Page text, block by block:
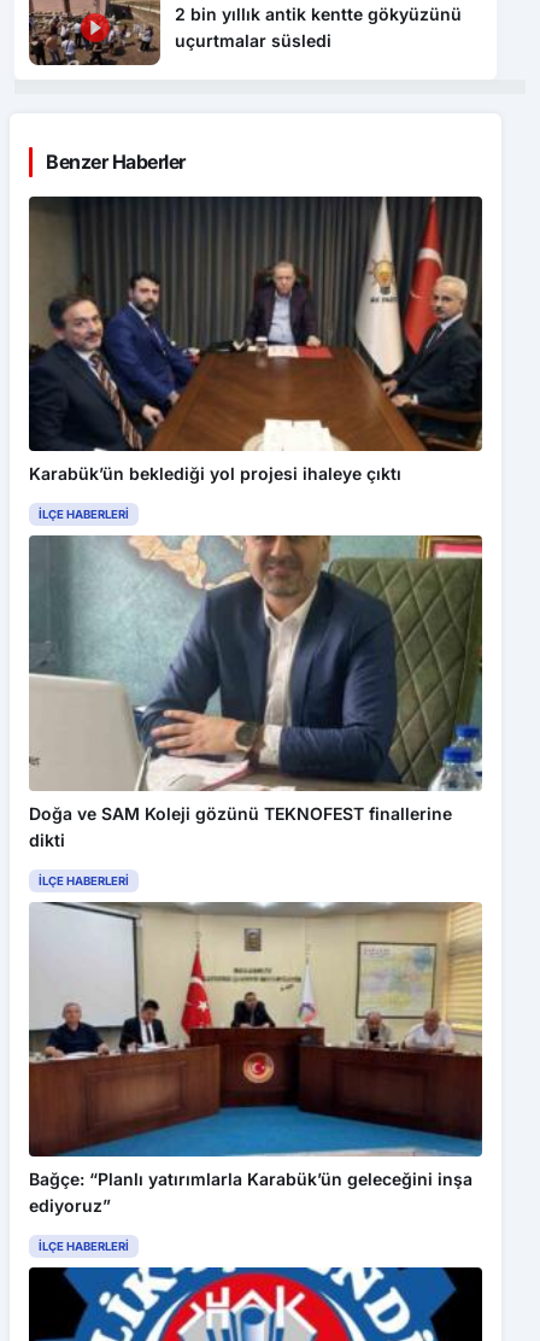
Yolda gördüğü yavru ayıyı biberonla besledi
2 bin yıllık antik kentte gökyüzünü
uçurtmalar süsledi
Benzer Haberler
Karabük’ün beklediği yol projesi ihaleye çıktı
İLÇE HABERLERI
Doğa ve SAM Koleji gözünü TEKNOFEST finallerine
dikti
İLÇE HABERLERI
Bağçe: “Planlı yatırımlarla Karabük’ün geleceğini inşa
ediyoruz”
İLÇE HABERLERI
Bu web sitesinde en iyi deneyimi yaşamanızı sağlamak için
çerezler kullanılmaktadır. Detaylar için
Gizlilik Politikamız
inceleyebilirsiniz.
Kabul Et